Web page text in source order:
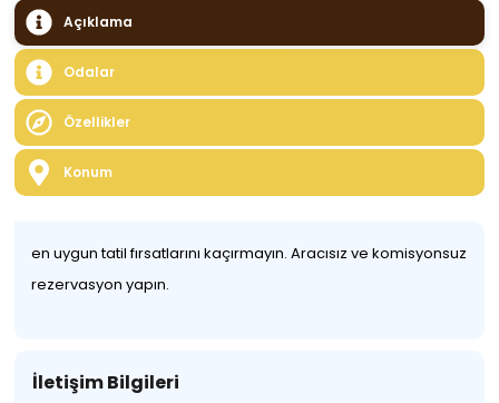
Açıklama
Odalar
Özellikler
Konum
en uygun tatil fırsatlarını kaçırmayın. Aracısız ve komisyonsuz
rezervasyon yapın.
İletişim Bilgileri